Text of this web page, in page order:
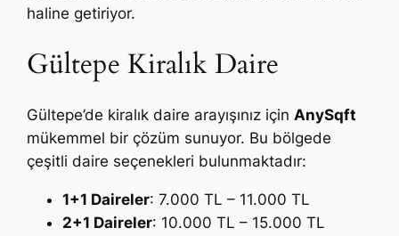
haline getiriyor.
Gültepe Kiralık Daire
Gültepe’de kiralık daire arayışınız içinAnySqft
mükemmel bir çözüm sunuyor. Bu bölgede
çeşitli daire seçenekleri bulunmaktadır:
1+1 Daireler: 7.000 TL – 11.000 TL
2+1 Daireler: 10.000 TL – 15.000 TL